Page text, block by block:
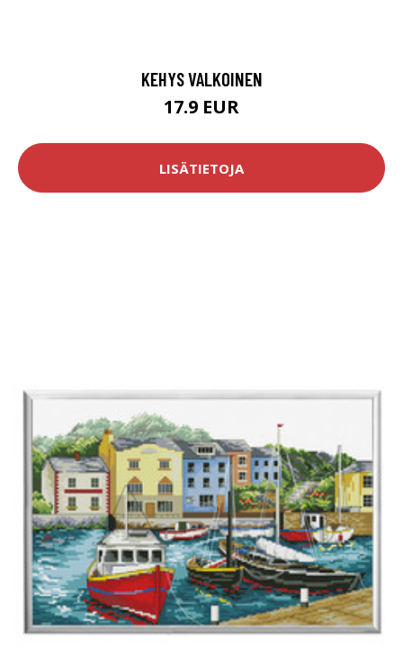
KEHYS VALKOINEN
17.9 EUR
LISÄTIETOJA